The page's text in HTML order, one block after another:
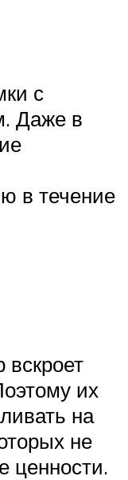
с
Даже в
в течение
их
на
не
ценности.